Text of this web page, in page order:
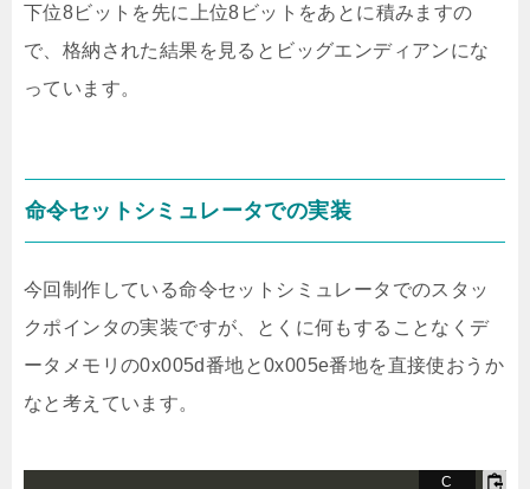
下位8ビットを先に上位8ビットをあとに積みますの
で、格納された結果を見るとビッグエンディアンにな
っています。
命令セットシミュレータでの実装
今回制作している命令セットシミュレータでのスタッ
クポインタの実装ですが、とくに何もすることなくデ
ータメモリの0x005d番地と0x005e番地を直接使おうか
なと考えています。